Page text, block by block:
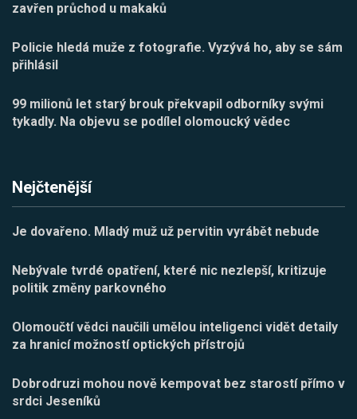
zavřen průchod u makaků
Policie hledá muže z fotografie. Vyzývá ho, aby se sám
přihlásil
99 milionů let starý brouk překvapil odborníky svými
tykadly. Na objevu se podílel olomoucký vědec
Nejčtenější
Je dovařeno. Mladý muž už pervitin vyrábět nebude
Nebývale tvrdé opatření, které nic nezlepší, kritizuje
politik změny parkovného
Olomoučtí vědci naučili umělou inteligenci vidět detaily
za hranicí možností optických přístrojů
Dobrodruzi mohou nově kempovat bez starostí přímo v
srdci Jeseníků